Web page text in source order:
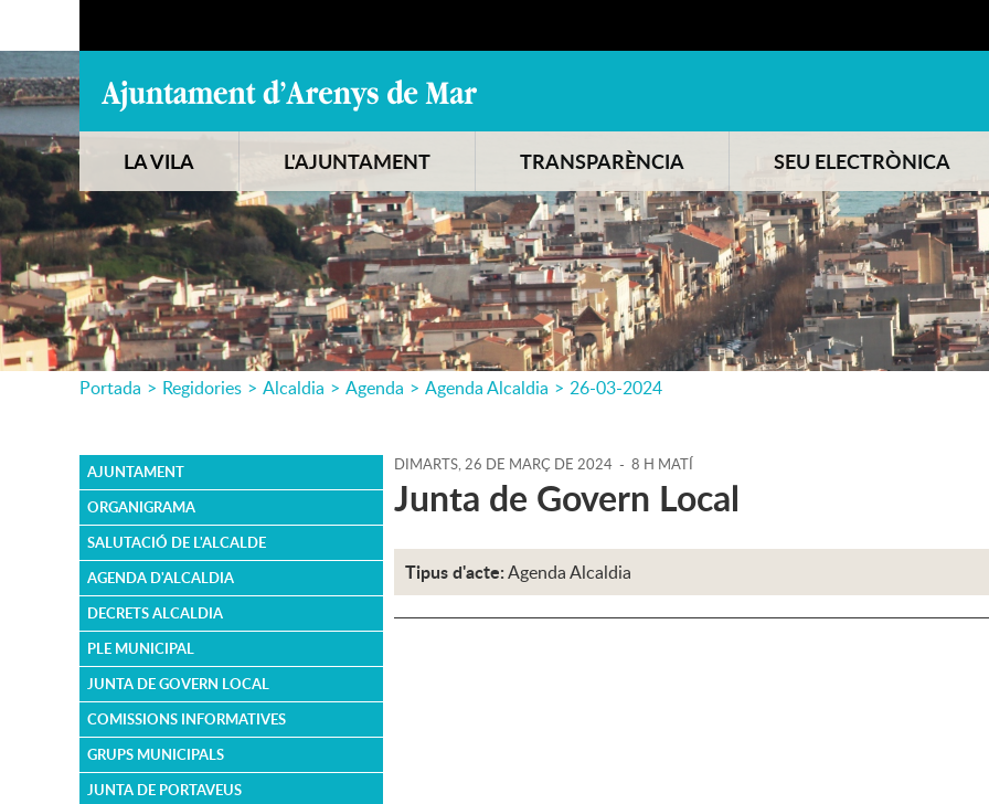
LA VILA L'AJUNTAMENT TRANSPARÈNCIA SEU ELECTRÒNICA
Portada > Regidories > Alcaldia > Agenda > Agenda Alcaldia > 26-03-2024
AJUNTAMENT
ORGANIGRAMA
SALUTACIÓ DE L'ALCALDE
AGENDA D'ALCALDIA
DECRETS ALCALDIA
PLE MUNICIPAL
JUNTA DE GOVERN LOCAL
COMISSIONS INFORMATIVES
GRUPS MUNICIPALS
JUNTA DE PORTAVEUS
DIMARTS,26 DE MARÇ DE 2024 - 8 H MATÍ
Junta de Govern Local
Tipus d'acte:Agenda Alcaldia